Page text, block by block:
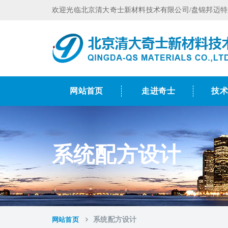
欢迎光临北京清大奇士新材料技术有限公司/盘锦邦迈
网站首页 走进奇士 技
系统配方设计
网站首页 系统配方设计